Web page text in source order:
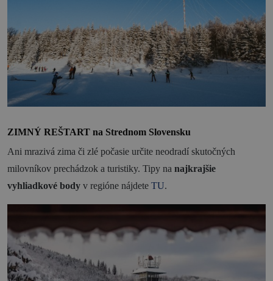
ZIMNÝ REŠTART na Strednom Slovensku
Ani mrazivá zima či zlé počasie určite neodradí skutočných
milovníkov prechádzok a turistiky. Tipy na najkrajšie
vyhliadkové body v regióne nájdete TU.